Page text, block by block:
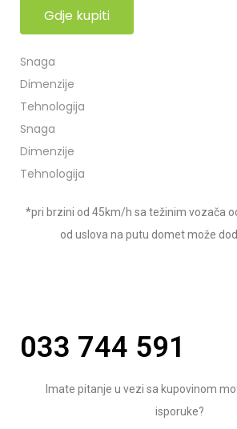
Gdje kupiti
Snaga
Dimenzije
Tehnologija
Snaga
Dimenzije
Tehnologija
*pri brzini od 45km/h sa težinim vozača
od uslova na putu domet može
033 744 591
Imate pitanje u vezi sa kupovinom
isporuke?